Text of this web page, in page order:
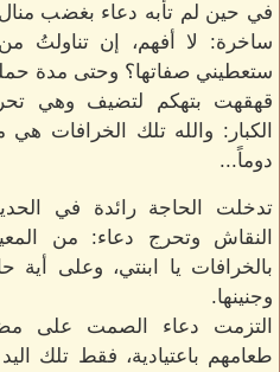
في حين لم تأبه دعاء بغضب
ساخرة: لا أفهم، إن تناولتُ
ستعطيني صفاتها؟ وحتى مدة
قهقهت بتهكم لتضيف وهي
الكبار: والله تلك الخرافات
دوماً...
تدخلت الحاجة رائدة في
النقاش وتحرج دعاء: من
بالخرافات يا ابنتي، وعلى
وجنينها.
التزمت دعاء الصمت على
طعامهم باعتيادية، فقط تلك